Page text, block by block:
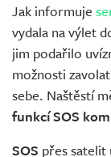
Jak informuje
vydala na výlet
jim podařilo
možnosti
sebe. Naštěstí
funkcí SOS
SOS přes satelit